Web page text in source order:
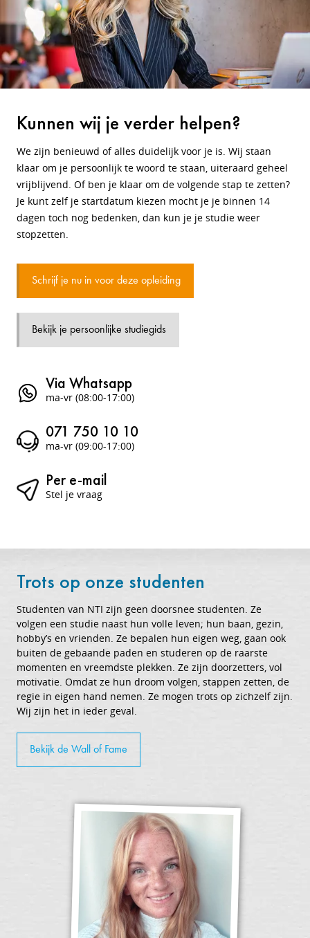
Kunnen wij je verder helpen?
We zijn benieuwd of alles duidelijk voor je is. Wij staan
klaar om je persoonlijk te woord te staan, uiteraard geheel
vrijblijvend. Of ben je klaar om de volgende stap te zetten?
Je kunt zelf je startdatum kiezen mocht je je binnen 14
dagen toch nog bedenken, dan kun je je studie weer
stopzetten.
Schrijf je nu in voor deze opleiding
Bekijk je persoonlijke studiegids
Via Whatsapp
ma-vr (08:00-17:00)
071 750 10 10
ma-vr (09:00-17:00)
Per e-mail
Stel je vraag
Trots op onze studenten
Studenten van NTI zijn geen doorsnee studenten. Ze
volgen een studie naast hun volle leven; hun baan, gezin,
hobby’s en vrienden. Ze bepalen hun eigen weg, gaan ook
buiten de gebaande paden en studeren op de raarste
momenten en vreemdste plekken. Ze zijn doorzetters, vol
motivatie. Omdat ze hun droom volgen, stappen zetten, de
regie in eigen hand nemen. Ze mogen trots op zichzelf zijn.
Wij zijn het in ieder geval.
Bekijk de Wall of Fame